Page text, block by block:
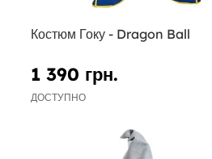
Костюм Гоку - Dragon Ball
1 390 грн.
ДОСТУПНО